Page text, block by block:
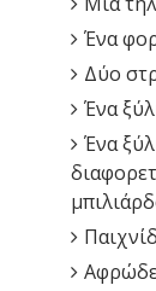
Ένα
Δύο
Ένα
Ένα